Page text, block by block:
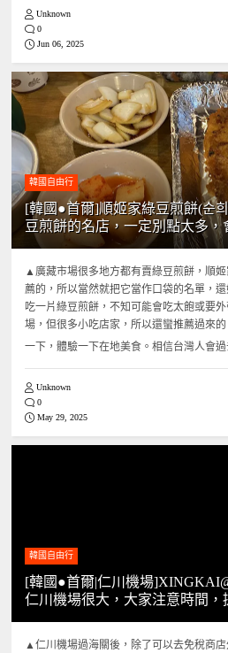
Unknown
0
Jun 06, 2025
韓國自由行
[韓國●首爾]順姬家綠豆煎餅(순
豆煎餅的名店，一定別點太多，
▲廣藏市場很多地方都有賣綠豆煎餅，順
薦的，所以當然就把它當作口袋的名單，
吃一片綠豆煎餅，不知可能會吃太飽或要
場，但很多小吃店家，所以還蠻推薦過來
一下，體驗一下在地美食。相信台灣人會過
Unknown
0
May 29, 2025
韓國自由行
[韓國●首爾|仁川機場
仁川機場很大，大家注意時間，
▲仁川機場過海關後，除了可以去免稅商